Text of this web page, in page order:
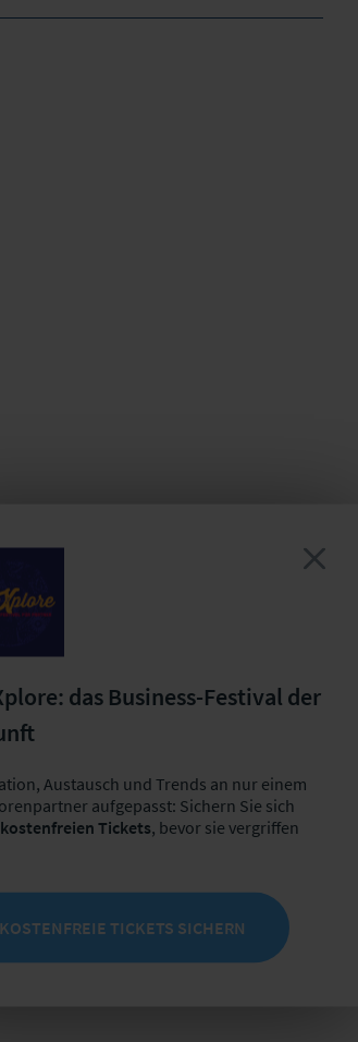
das Business-Festival der
Austausch und Trends an nur einem
aufgepasst: Sichern Sie sich
Tickets, bevor sie vergriffen
KOSTENFREIE TICKETS SICHERN